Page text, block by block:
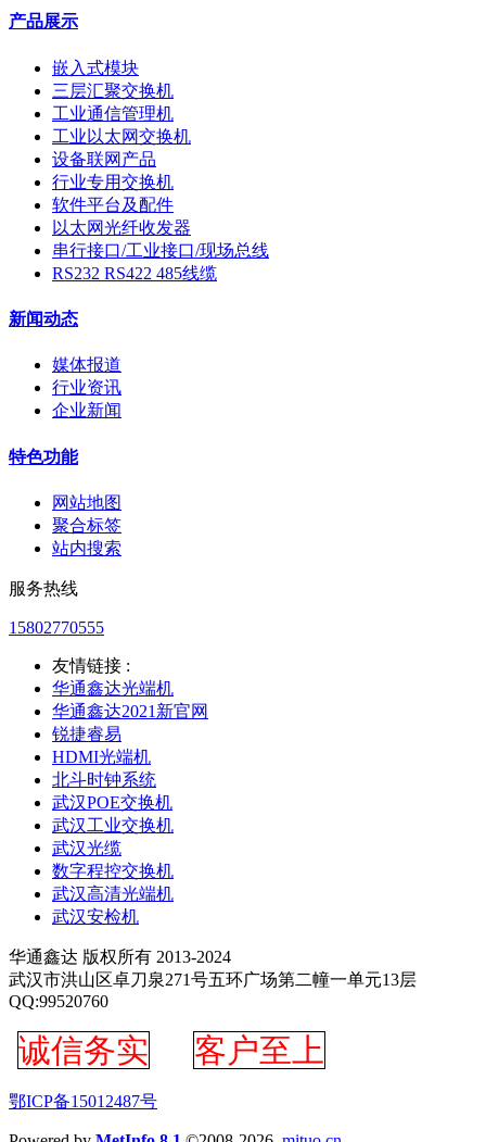
产品展示
嵌入式模块
三层汇聚交换机
工业通信管理机
工业以太网交换机
设备联网产品
行业专用交换机
软件平台及配件
以太网光纤收发器
串行接口/工业接口/现场总线
RS232 RS422 485线缆
新闻动态
媒体报道
行业资讯
企业新闻
特色功能
网站地图
聚合标签
站内搜索
服务热线
15802770555
友情链接 :
华通鑫达光端机
华通鑫达2021新官网
锐捷睿易
HDMI光端机
北斗时钟系统
武汉POE交换机
武汉工业交换机
武汉光缆
数字程控交换机
武汉高清光端机
武汉安检机
华通鑫达 版权所有 2013-2024
武汉市洪山区卓刀泉271号五环广场第二幢一单元13层
QQ:99520760
诚信务实 客户至上
鄂ICP备15012487号